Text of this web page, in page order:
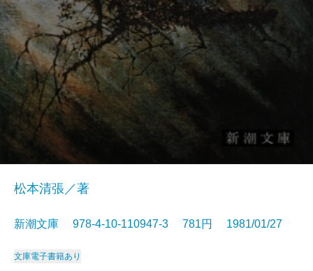
松本清張／著
新潮文庫 978-4-10-110947-3 781円 1981/01/27
文庫電子書籍あり